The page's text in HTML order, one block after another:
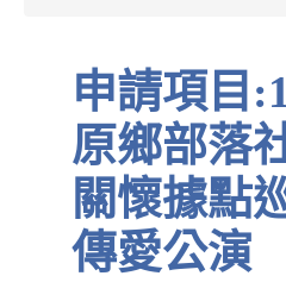
申請項目:111偏遠
原鄉部落
關懷據點
傳愛公演